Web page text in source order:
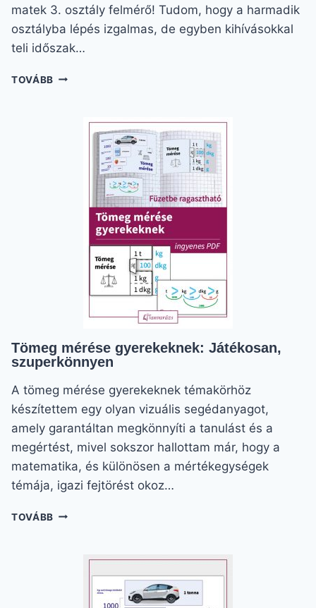
matek 3. osztály felmérő! Tudom, hogy a harmadik
osztályba lépés izgalmas, de egyben kihívásokkal
teli időszak…
TOVÁBB MATEK
FELMÉRŐ
KEZDETE
Tömeg mérése gyerekeknek: Játékosan,
szuperkönnyen
A tömeg mérése gyerekeknek témakörhöz
készítettem egy olyan vizuális segédanyagot,
amely garantáltan megkönnyíti a tanulást és a
megértést, mivel sokszor hallottam már, hogy a
matematika, és különösen a mértékegységek
témája, igazi fejtörést okoz…
TOVÁBB TÖMEG
JÁTÉKOSAN,
SZUPERKÖNNYEN